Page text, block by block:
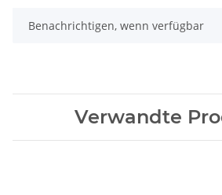
Benachrichtigen, wenn verfügbar
Verwandte